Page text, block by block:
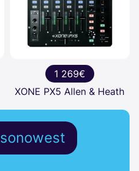
1 269€
XONE PX5 Allen & Heath
sonowest